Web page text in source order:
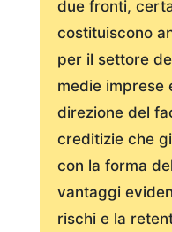
due fronti,
costituiscono
per il settore
medie imprese
direzione del
creditizie che
con la forma
vantaggi
rischi e la